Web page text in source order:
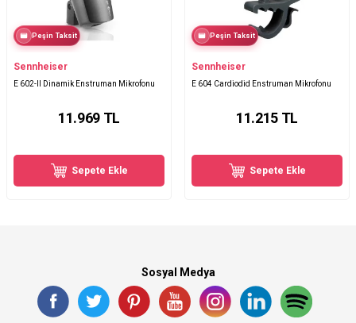
Peşin Taksit
Sennheiser
E 602-II Dinamik Enstruman Mikrofonu
11.969TL
Sepete Ekle
Peşin Taksit
Sennheiser
E 604 Cardiodid Enstruman Mikrofonu
11.215TL
Sepete Ekle
Sosyal Medya